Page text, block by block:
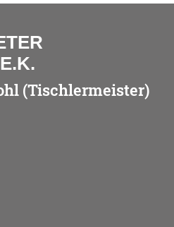
(Tischlermeister)